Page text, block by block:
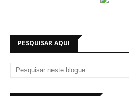
PESQUISAR AQUI